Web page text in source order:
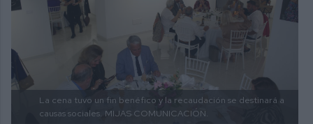
La cena tuvo un fin benéfico y la recaudación se destinará a
causas sociales. MIJAS COMUNICACIÓN.